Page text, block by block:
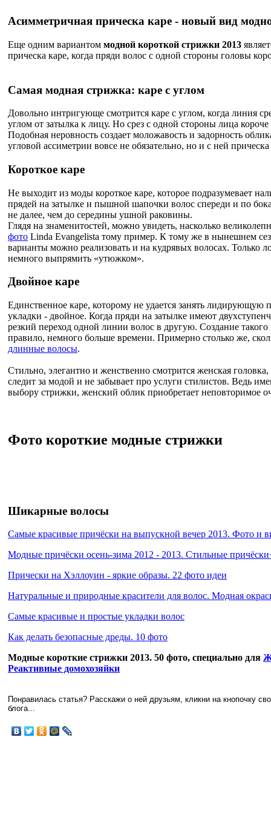
Асимметричная прическа каре - новый вид
Еще одним вариантом модной короткой стрижки 2013
прическа каре, когда пряди волос с одной стороны головы
Самая модная стрижка: каре с углом
Довольно интригующе смотрится каре с углом, когда линия
углом от затылка к лицу. Но срез с одной стороны лица
Подобная неровность создает моложавость и задорность
угловой ассиметрии вовсе не обязательно, но и с ней
Короткое каре
Не выходит из моды короткое каре, которое подразумевает
прядей на затылке и пышной шапочки волос спереди и по
не далее, чем до середины ушной раковины.
Глядя на знаменитостей, можно увидеть, насколько
фото Linda Evangelista тому пример. К тому же в нынешнем
варианты можно реализовать и на кудрявых волосах. Только
немного выпрямить «утюжком».
Двойное каре
Единственное каре, которому не удается занять лидирующую
укладки - двойное. Когда пряди на затылке имеют
резкий переход одной линии волос в другую. Создание такого
правило, немного больше времени. Примерно столько же,
длинные волосы.
Стильно, элегантно и женственно смотрится женская головка,
следит за модой и не забывает про услуги стилистов. Ведь
выбору стрижки, женский облик приобретает неповторимое
Фото короткие модные стрижки
Шикарные волосы
Самые красивые причёски на выпускной вечер 2013. Фото и
Модные причёски осень-зима 2012 - 2013. Стильные
Прически на Хэллоуин - яркие образы. 22 фото идеи
Натуральные и природные красители для волос. Модная
Самые красивые и простые укладки волос
Как делать безопасные дреды. 10 фото
Модные короткие стрижки 2013. 50 фото, специально для
Реактивные домохозяйки
Понравилась статья? Расскажи о ней друзьям, кликни на кнопочку
блога...